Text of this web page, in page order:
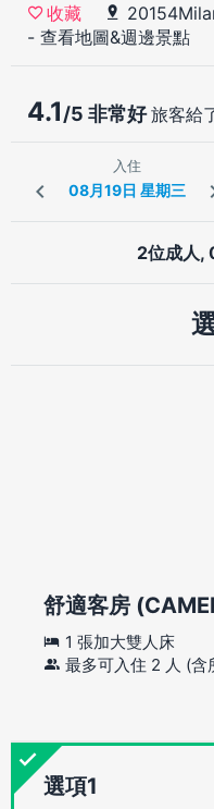
收藏
- 查看地圖&週邊景點
4.1/5 非常好旅客給
入住
2位成人,
舒適客房
1 張加大雙人床
最多可入住 2 人 (含
選項